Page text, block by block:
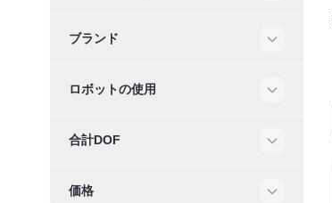
ブランド
ロボットの使用
合計DOF
価格